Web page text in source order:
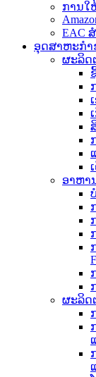
ການໃ
EAC
ອຸດ​ສາ​ຫະ​ກໍາ​
ຜະລິດ
ອາຫາ
ຜະລິດ